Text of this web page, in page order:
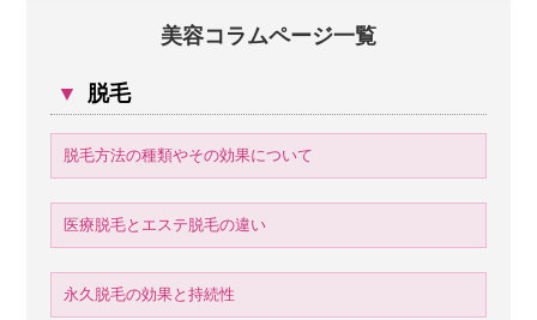
美容コラムページ一覧
▼ 脱毛
脱毛方法の種類やその効果について
医療脱毛とエステ脱毛の違い
永久脱毛の効果と持続性